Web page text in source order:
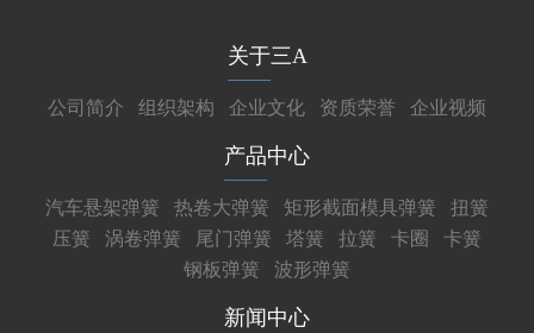
关于三A
公司简介 组织架构 企业文化 资质荣誉 企业视频
产品中心
汽车悬架弹簧 热卷大弹簧 矩形截面模具弹簧
扭簧
压簧
涡卷弹簧 尾门弹簧 塔簧 拉簧 卡圈
卡簧
钢板弹簧
波形弹簧
新闻中心